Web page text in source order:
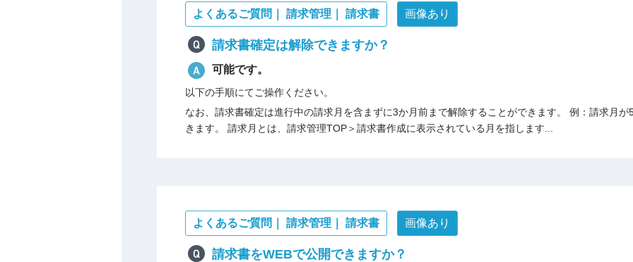
よくあるご質問｜ 請求管理｜ 請求書 画像あり
請求書確定は解除できますか？
可能です。
以下の手順にてご操作ください。
なお、請求書確定は進行中の請求月を含まずに3か月前まで解除することができます。 例：請求月
きます。 請求月とは、請求管理TOP＞請求書作成に表示されている月を指します...
よくあるご質問｜ 請求管理｜ 請求書 画像あり
請求書をWEBで公開できますか？